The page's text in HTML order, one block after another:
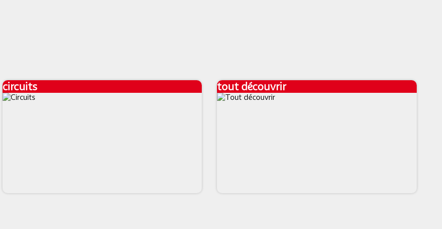
circuits tout découvrir